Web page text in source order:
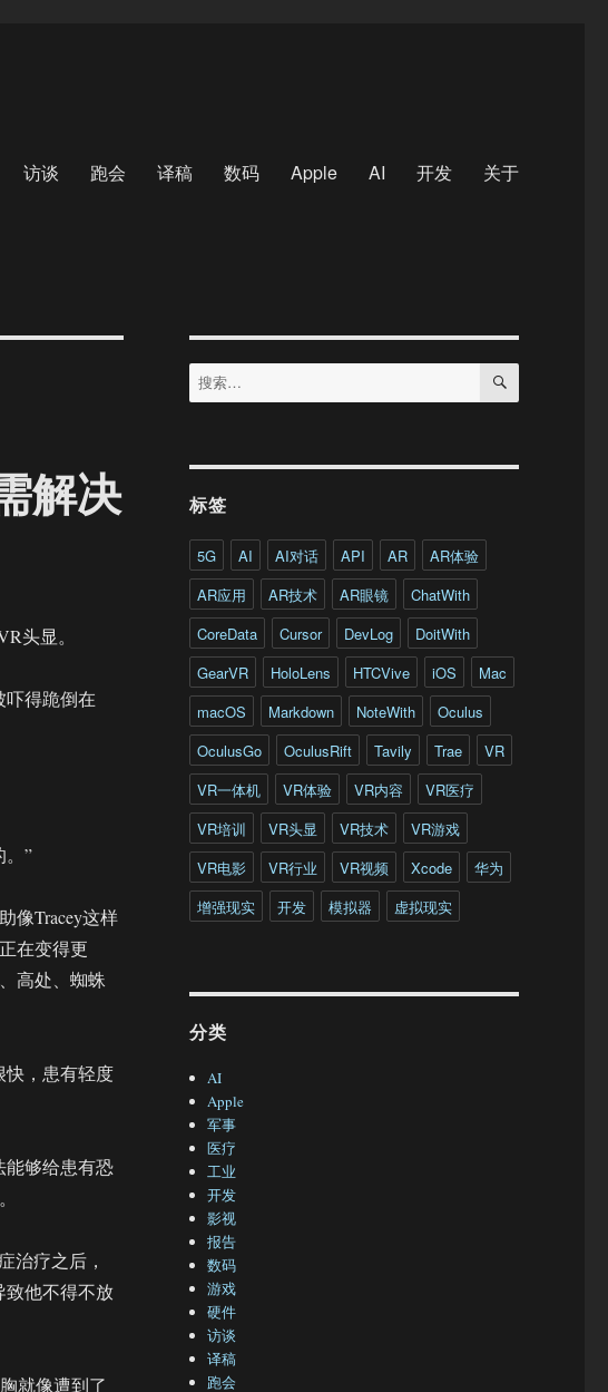
访谈 跑会 译稿 数码 Apple AI 开发 关于
解决
头显。
得跪倒在
。”
像Tracey这样
在变得更
高处、蜘蛛
快，患有轻度
能够给患有恐
治疗之后，
致他不得不放
就像遭到了
搜
索：
搜
标签
5G AI AI对话 API AR
AR体验
AR应用
AR技术 AR眼镜
ChatWith
CoreData
Cursor DevLog
DoitWith
GearVR
HoloLens HTCVive iOS
Mac
macOS
Markdown NoteWith
Oculus
OculusGo
OculusRift Tavily Trae
VR
VR一体机
VR体验 VR内容
VR医疗
VR培训
VR头显 VR技术
VR游戏
VR电影
VR行业 VR视频 Xcode
华为
增强现实
开发 模拟器 虚拟现实
分类
AI
Apple
军事
医疗
工业
开发
影视
报告
数码
游戏
硬件
访谈
译稿
跑会